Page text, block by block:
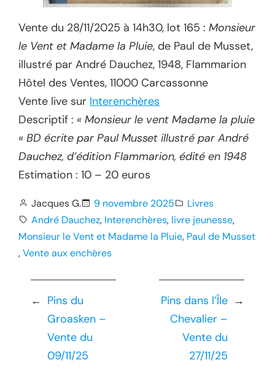
Vente du 28/11/2025 à 14h30, lot 165 :Monsieur
le Vent et Madame la Pluie, de Paul de Musset,
illustré par André Dauchez, 1948, Flammarion
Hôtel des Ventes, 11000 Carcassonne
Vente live sur Interenchères
Descriptif : « Monsieur le vent Madame la pluie
« BD écrite par Paul Musset illustré par André
Dauchez, d’édition Flammarion, édité en 1948
Estimation : 10 – 20 euros
Jacques G. 9 novembre 2025
Livres
André Dauchez, Interenchères, livre jeunesse,
Monsieur le Vent et Madame la Pluie, Paul de Musset
, Vente aux enchères
← Pins du
Groasken –
Vente du
09/11/25
→
Pins dans l’Île
Chevalier –
Vente du
27/11/25